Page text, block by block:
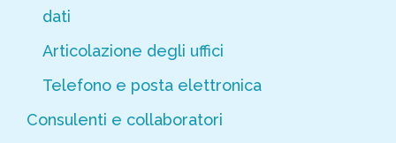
dati
Articolazione degli uffici
Telefono e posta elettronica
Consulenti e collaboratori